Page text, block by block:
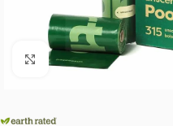
Agrandar imagen